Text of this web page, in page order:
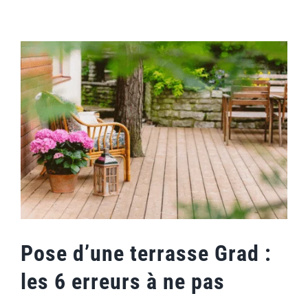
Pose d’une terrasse Grad :
les 6 erreurs à ne pas